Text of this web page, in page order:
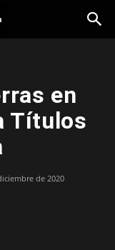
en
Títulos
de 2020